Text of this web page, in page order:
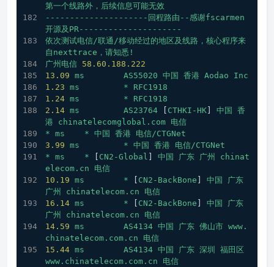
第一个线路外，后续信息可能无效
---------------------回程路由--感谢fscarmen
开源及PR---------------------
依次测试电信/联通/移动经过的地区及线路，核心程序来
自nexttrace，请知悉!
广州电信 58.60 .188 .222
13.09 ms AS55020 中国 香港 Aodao
Inc
1.23 ms *
RFC1918
1.24 ms *
RFC1918
2.14 ms AS23764 CTHKI-HK 中国
香
港 chinatelecomglobal.com 电信
* ms * 中国 香港 电信/CTGNet
3.99 ms * 中国 香港 电信/CTGNet
* ms * CN2-Global 中国 广东 广州
chinat
elecom.cn
电信
10.19 ms * CN2-BackBone 中国
广东
广州
chinatelecom.cn
电信
16.14 ms * CN2-BackBone 中国
广东
广州
chinatelecom.cn
电信
14.59 ms AS4134 中国 广东 佛山市 www.
chinatelecom.com.cn
电信
15.44 ms AS4134 中国 广东 深圳
福田区
www.chinatelecom.com.cn
电信